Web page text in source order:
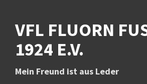
VFL FLUORN
924 E.V.
Mein Freund ist aus Leder